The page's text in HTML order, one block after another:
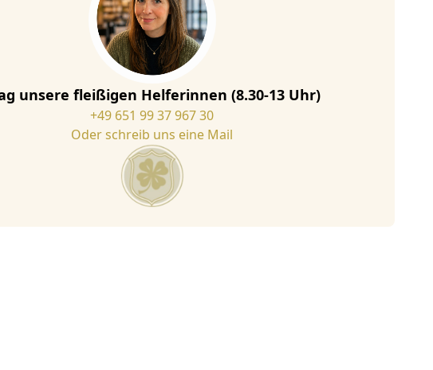
unsere fleißigen Helferinnen (8.30-13 Uhr)
+49 651 99 37 967 30
Oder schreib uns eine Mail